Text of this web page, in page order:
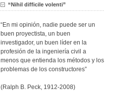
“Nihil difficile volenti”
“En mi opinión, nadie puede ser un
buen proyectista, un buen
investigador, un buen líder en la
profesión de la ingeniería civil a
menos que entienda los métodos y los
problemas de los constructores”
(Ralph B. Peck, 1912-2008)